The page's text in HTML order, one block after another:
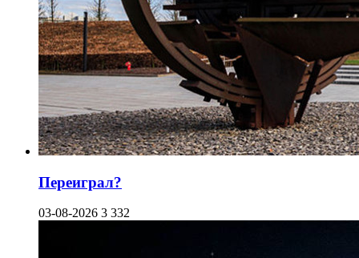
Переиграл?
03-08-2026 3 332